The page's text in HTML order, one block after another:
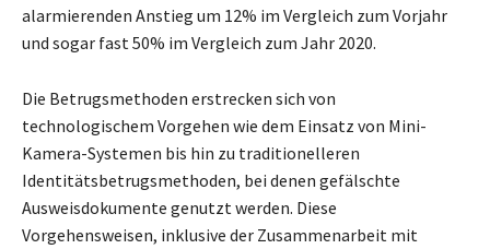
alarmierenden Anstieg um 12% im Vergleich zum Vorjahr
und sogar fast 50% im Vergleich zum Jahr 2020.
Die Betrugsmethoden erstrecken sich von
technologischem Vorgehen wie dem Einsatz von Mini-
Kamera-Systemen bis hin zu traditionelleren
Identitätsbetrugsmethoden, bei denen gefälschte
Ausweisdokumente genutzt werden. Diese
Vorgehensweisen, inklusive der Zusammenarbeit mit